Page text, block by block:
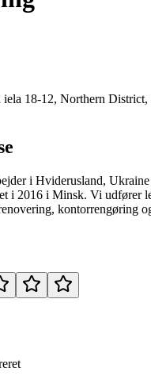
iela 18-12, Northern
i Hviderusland,
i 2016 i Minsk. Vi udfører
kontorrengøring